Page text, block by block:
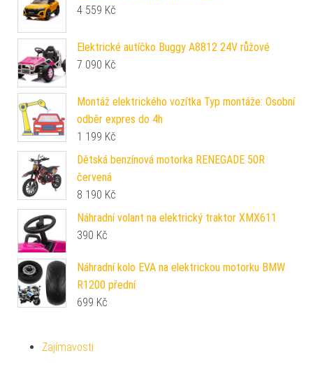
4 559 Kč
Elektrické autíčko Buggy A8812 24V růžové
7 090 Kč
Montáž elektrického vozítka Typ montáže: Osobní
odběr expres do 4h
1 199 Kč
Dětská benzínová motorka RENEGADE 50R
červená
8 190 Kč
Náhradní volant na elektrický traktor XMX611
390 Kč
Náhradní kolo EVA na elektrickou motorku BMW
R1200 přední
699 Kč
Zajímavosti